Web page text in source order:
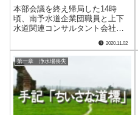
本部会議を終え帰局した14時
頃、南予水道企業団職員と上下
水道関連コンサルタント会社社
田浄水場に入っていました。肉
眼で惨状を目の当たりにして施
設の復旧は現実的ではないこと
を再確認し、現地での復旧断念
を企業長である宇.....
2020.11.02
第一章 浄水場喪失